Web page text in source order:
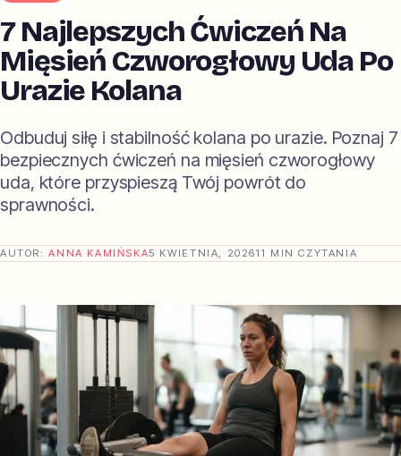
7 Najlepszych Ćwiczeń Na
Mięsień Czworogłowy Uda Po
Urazie Kolana
Odbuduj siłę i stabilność kolana po urazie. Poznaj 7
bezpiecznych ćwiczeń na mięsień czworogłowy
uda, które przyspieszą Twój powrót do
sprawności.
AUTOR:ANNA KAMIŃSKA5 KWIETNIA, 202611 MIN CZYTANIA